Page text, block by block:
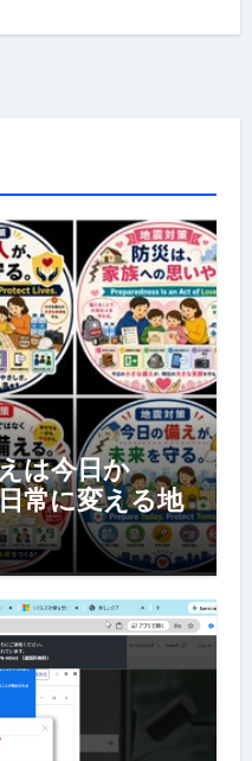
は今日か
常に変える地